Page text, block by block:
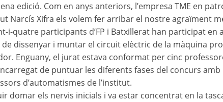
edició. Com en anys anteriors, l’empresa TME en
Narcís Xifra els volem fer arribar el nostre agraïment
i-quatre participants d’FP i Batxillerat han participat en
dissenyar i muntar el circuit elèctric de la màquina
Enguany, el jurat estava conformat per cinc
de puntuar les diferents fases del concurs amb
d’automatismes de l’institut.
domar els nervis inicials i va estar concentrat en la